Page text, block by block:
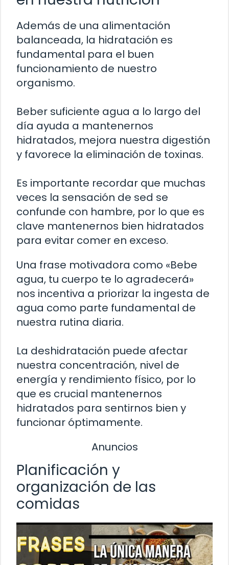
Además de una alimentación
balanceada, la hidratación es
fundamental para el buen
funcionamiento de nuestro
organismo.
Beber suficiente agua a lo largo del
día ayuda a mantenernos
hidratados, mejora nuestra digestión
y favorece la eliminación de toxinas.
Es importante recordar que muchas
veces la sensación de sed se
confunde con hambre, por lo que es
clave mantenernos bien hidratados
para evitar comer en exceso.
Una frase motivadora como «Bebe
agua, tu cuerpo te lo agradecerá»
nos incentiva a priorizar la ingesta de
agua como parte fundamental de
nuestra rutina diaria.
La deshidratación puede afectar
nuestra concentración, nivel de
energía y rendimiento físico, por lo
que es crucial mantenernos
hidratados para sentirnos bien y
funcionar óptimamente.
Anuncios
Planificación y
organización de las
comidas